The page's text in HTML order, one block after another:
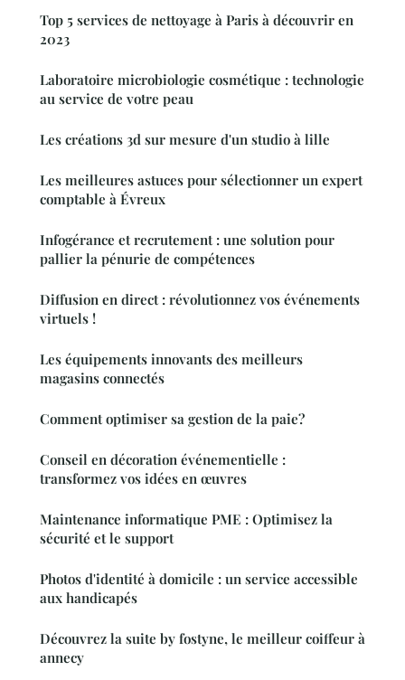
Top 5 services de nettoyage à Paris à découvrir en
2023
Laboratoire microbiologie cosmétique : technologie
au service de votre peau
Les créations 3d sur mesure d'un studio à lille
Les meilleures astuces pour sélectionner un expert
comptable à Évreux
Infogérance et recrutement : une solution pour
pallier la pénurie de compétences
Diffusion en direct : révolutionnez vos événements
virtuels !
Les équipements innovants des meilleurs
magasins connectés
Comment optimiser sa gestion de la paie?
Conseil en décoration événementielle :
transformez vos idées en œuvres
Maintenance informatique PME : Optimisez la
sécurité et le support
Photos d'identité à domicile : un service accessible
aux handicapés
Découvrez la suite by fostyne, le meilleur coiffeur à
annecy